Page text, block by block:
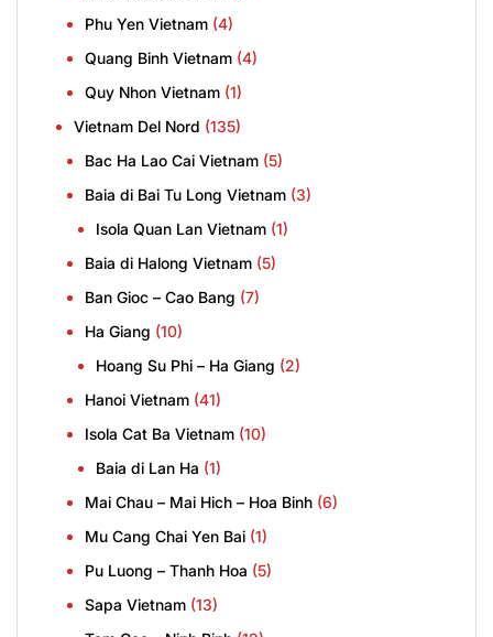
Phu Yen Vietnam (4)
Quang Binh Vietnam (4)
Quy Nhon Vietnam (1)
Vietnam Del Nord (135)
Bac Ha Lao Cai Vietnam (5)
Baia di Bai Tu Long Vietnam (3)
Isola Quan Lan Vietnam (1)
Baia di Halong Vietnam (5)
Ban Gioc – Cao Bang (7)
Ha Giang (10)
Hoang Su Phi – Ha Giang (2)
Hanoi Vietnam (41)
Isola Cat Ba Vietnam (10)
Baia di Lan Ha (1)
Mai Chau – Mai Hich – Hoa Binh (6)
Mu Cang Chai Yen Bai (1)
Pu Luong – Thanh Hoa (5)
Sapa Vietnam (13)